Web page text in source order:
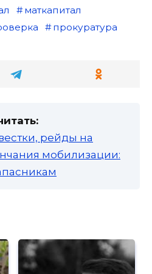
маткапитал
прокуратура
рейды на
мобилизации: